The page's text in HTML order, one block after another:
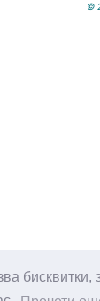
бисквитки,
©